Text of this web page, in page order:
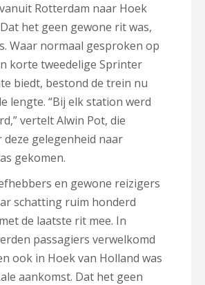
Rotterdam naar Hoek
het geen gewone rit was,
Waar normaal gesproken op
korte tweedelige Sprinter
biedt, bestond de trein nu
lengte. “Bij elk station werd
vertelt Alwin Pot, die
deze gelegenheid naar
gekomen.
en gewone reizigers
schatting ruim honderd
de laatste rit mee. In
passagiers verwelkomd
ook in Hoek van Holland was
aankomst. Dat het geen